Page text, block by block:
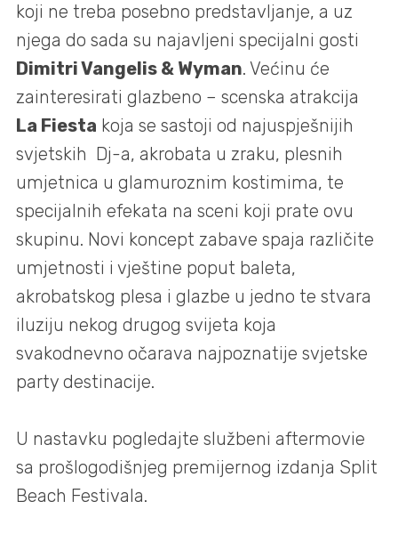
koji ne treba posebno predstavljanje, a uz
njega do sada su najavljeni specijalni gosti
Dimitri Vangelis & Wyman. Većinu će
zainteresirati glazbeno – scenska atrakcija
La Fiesta koja se sastoji od najuspješnijih
svjetskih Dj-a, akrobata u zraku, plesnih
umjetnica u glamuroznim kostimima, te
specijalnih efekata na sceni koji prate ovu
skupinu. Novi koncept zabave spaja različite
umjetnosti i vještine poput baleta,
akrobatskog plesa i glazbe u jedno te stvara
iluziju nekog drugog svijeta koja
svakodnevno očarava najpoznatije svjetske
party destinacije.
U nastavku pogledajte službeni aftermovie
sa prošlogodišnjeg premijernog izdanja Split
Beach Festivala.